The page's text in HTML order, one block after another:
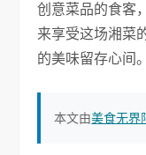
创意菜品的食客
来享受这场湘菜
的美味留存心间。
本文由美食无界